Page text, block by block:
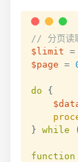
// 分页读
$limit =
$page =
do
{
} while (
function